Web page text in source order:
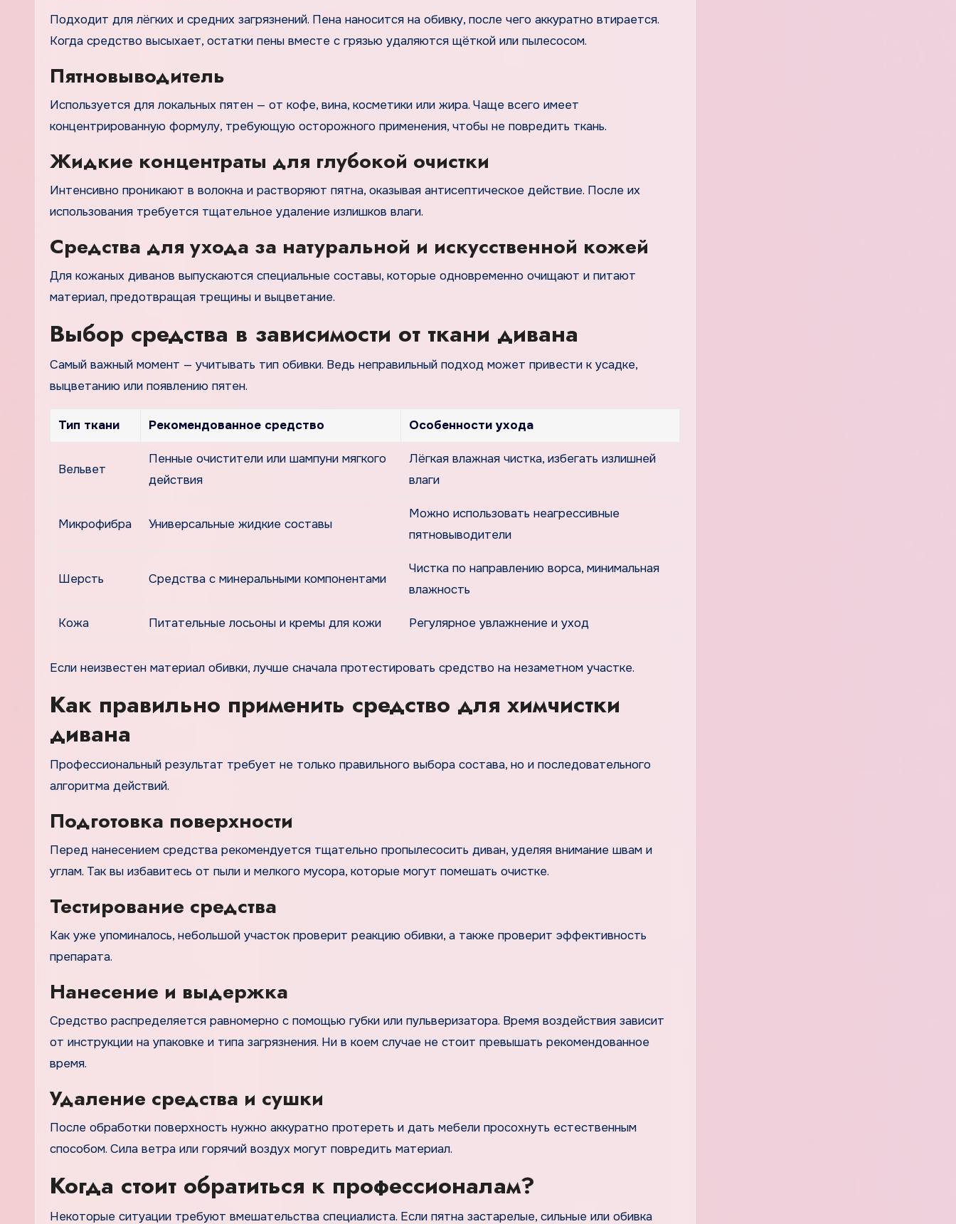
Подходит для лёгких и средних загрязнений. Пена наносится на обивку, после чего аккуратно втирается.
Когда средство высыхает, остатки пены вместе с грязью удаляются щёткой или пылесосом.
Пятновыводитель
Используется для локальных пятен — от кофе, вина, косметики или жира. Чаще всего имеет
концентрированную формулу, требующую осторожного применения, чтобы не повредить ткань.
Жидкие концентраты для глубокой очистки
Интенсивно проникают в волокна и растворяют пятна, оказывая антисептическое действие. После их
использования требуется тщательное удаление излишков влаги.
Средства для ухода за натуральной и искусственной кожей
Для кожаных диванов выпускаются специальные составы, которые одновременно очищают и питают
материал, предотвращая трещины и выцветание.
Выбор средства в зависимости от ткани дивана
Самый важный момент — учитывать тип обивки. Ведь неправильный подход может привести к усадке,
выцветанию или появлению пятен.
Тип ткани Рекомендованное средство Особенности ухода
Вельвет
Пенные очистители или шампуни мягкого
действия
Лёгкая влажная чистка, избегать излишней
влаги
Микрофибра Универсальные жидкие составы
Можно использовать неагрессивные
пятновыводители
Шерсть Средства с минеральными компонентами
Чистка по направлению ворса, минимальная
влажность
Кожа Питательные лосьоны и кремы для кожи Регулярное увлажнение и уход
Если неизвестен материал обивки, лучше сначала протестировать средство на незаметном участке.
Как правильно применить средство для химчистки
дивана
Профессиональный результат требует не только правильного выбора состава, но и последовательного
алгоритма действий.
Подготовка поверхности
Перед нанесением средства рекомендуется тщательно пропылесосить диван, уделяя внимание швам и
углам. Так вы избавитесь от пыли и мелкого мусора, которые могут помешать очистке.
Тестирование средства
Как уже упоминалось, небольшой участок проверит реакцию обивки, а также проверит эффективность
препарата.
Нанесение и выдержка
Средство распределяется равномерно с помощью губки или пульверизатора. Время воздействия зависит
от инструкции на упаковке и типа загрязнения. Ни в коем случае не стоит превышать рекомендованное
время.
Удаление средства и сушки
После обработки поверхность нужно аккуратно протереть и дать мебели просохнуть естественным
способом. Сила ветра или горячий воздух могут повредить материал.
Когда стоит обратиться к профессионалам?
Некоторые ситуации требуют вмешательства специалиста. Если пятна застарелые, сильные или обивка